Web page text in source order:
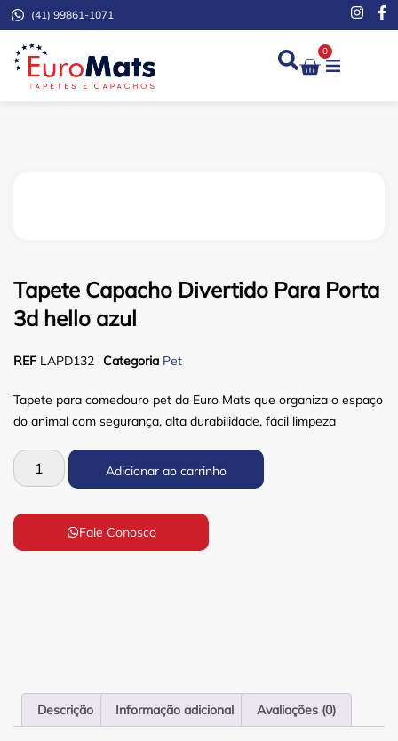
(41) 99861-1071
0
Tapete Capacho Divertido Para Porta
3d hello azul
REF LAPD132 Categoria Pet
Tapete para comedouro pet da Euro Mats que organiza o espaço
do animal com segurança, alta durabilidade, fácil limpeza
Adicionar ao carrinho
Fale Conosco
Descrição Informação adicional Avaliações (0)